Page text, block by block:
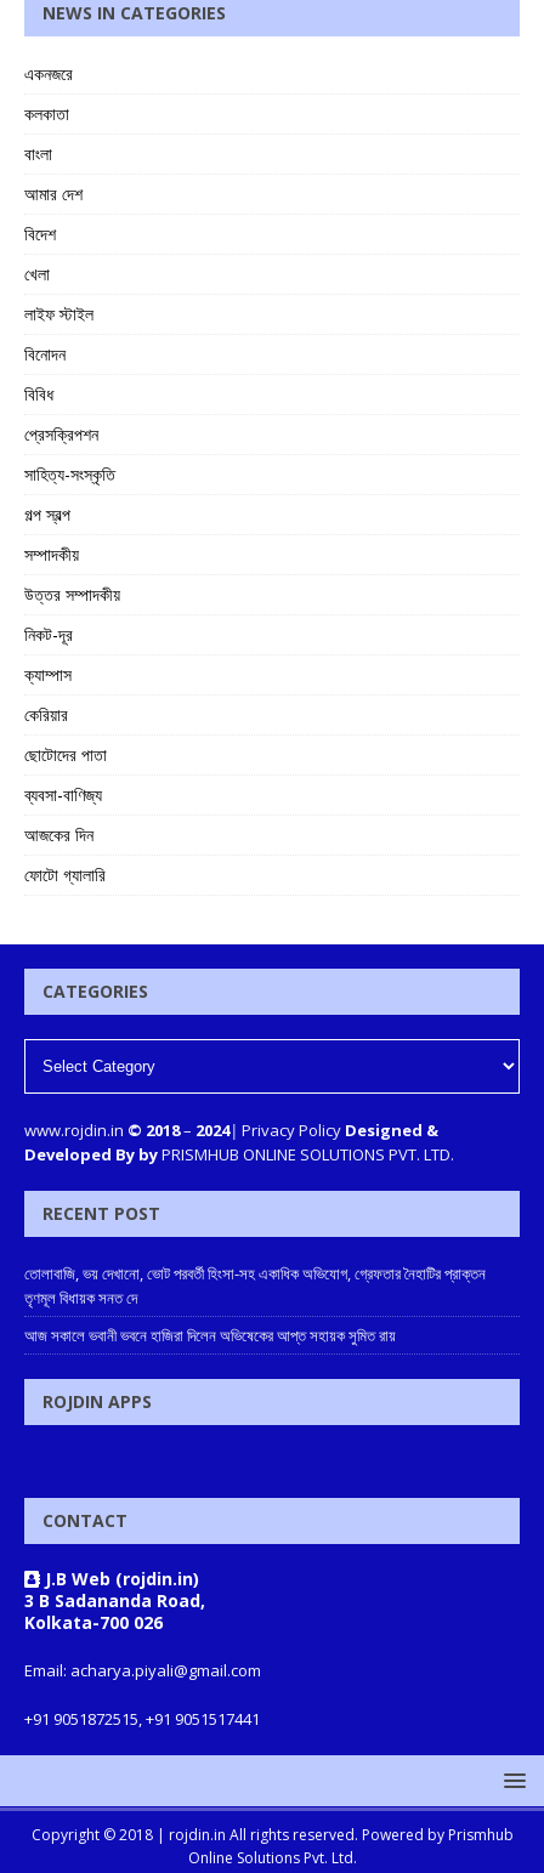
NEWS IN CATEGORIES
একনজরে
কলকাতা
বাংলা
আমার দেশ
বিদেশ
খেলা
লাইফ স্টাইল
বিনোদন
বিবিধ
প্রেসক্রিপশন
সাহিত্য-সংস্কৃতি
গল্প স্বল্প
সম্পাদকীয়
উত্তর সম্পাদকীয়
নিকট-দূর
ক্যাম্পাস
কেরিয়ার
ছোটোদের পাতা
ব্যবসা-বাণিজ্য
আজকের দিন
ফোটো গ্যালারি
CATEGORIES
www.rojdin.in © 2018– 2024| Privacy Policy Designed &
Developed By byPRISMHUB ONLINE SOLUTIONS PVT. LTD.
RECENT POST
তোলাবাজি, ভয় দেখানো, ভোট পরবর্তী হিংসা-সহ একাধিক অভিযোগ, গ্রেফতার নৈহাটির প্রাক্তন
তৃণমূল বিধায়ক সনত দে
আজ সকালে ভবানী ভবনে হাজিরা দিলেন অভিষেকের আপ্ত সহায়ক সুমিত রায়
ROJDIN APPS
CONTACT
J.B Web (rojdin.in)
3 B Sadananda Road,
Kolkata-700 026
Email: acharya.piyali@gmail.com
+91 9051872515, +91 9051517441
Copyright © 2018 | rojdin.in All rights reserved. Powered by Prismhub
Online Solutions Pvt. Ltd.